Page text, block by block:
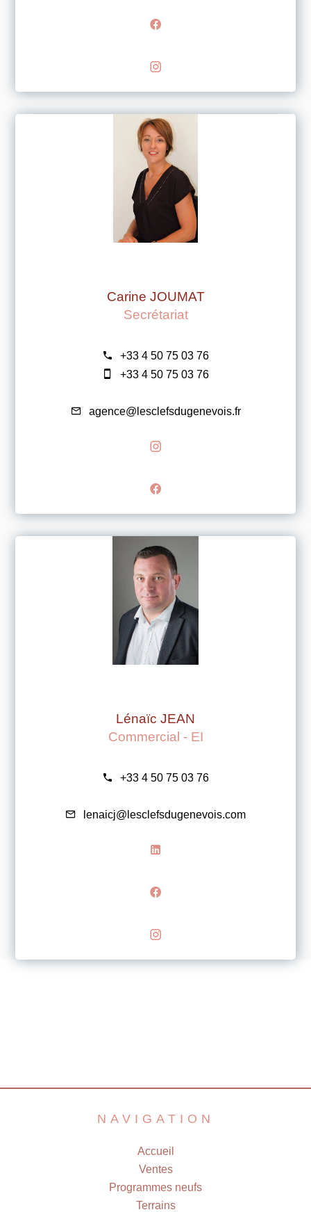
Carine JOUMAT
Secrétariat
+33 4 50 75 03 76
+33 4 50 75 03 76
agence@lesclefsdugenevois.fr
Lénaïc JEAN
Commercial - EI
+33 4 50 75 03 76
lenaicj@lesclefsdugenevois.com
NAVIGATION
Accueil
Ventes
Programmes neufs
Terrains